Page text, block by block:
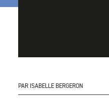
PAR ISABELLE BERGERON